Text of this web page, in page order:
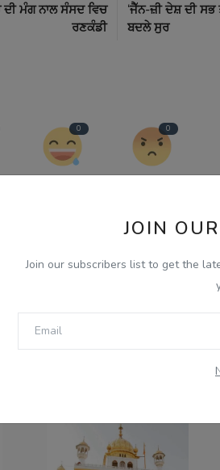
JOIN
Join our subscribers list to get the
ਦੀ ਮੰਗ ਨਾਲ ਸੰਸਦ ਵਿਚ
ਰਣਕੰਡੀ
‘ਜੈੱਨ-ਜ਼ੀ ਦੇਸ਼ ਦੀ
ਬਦਲੇ ਸੁਰ
0 0